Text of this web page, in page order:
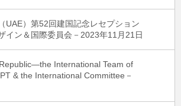
UAE）第52回建国記念レセプション
イン＆国際委員会－2023年11月21日
International Team of
& the International Committee－